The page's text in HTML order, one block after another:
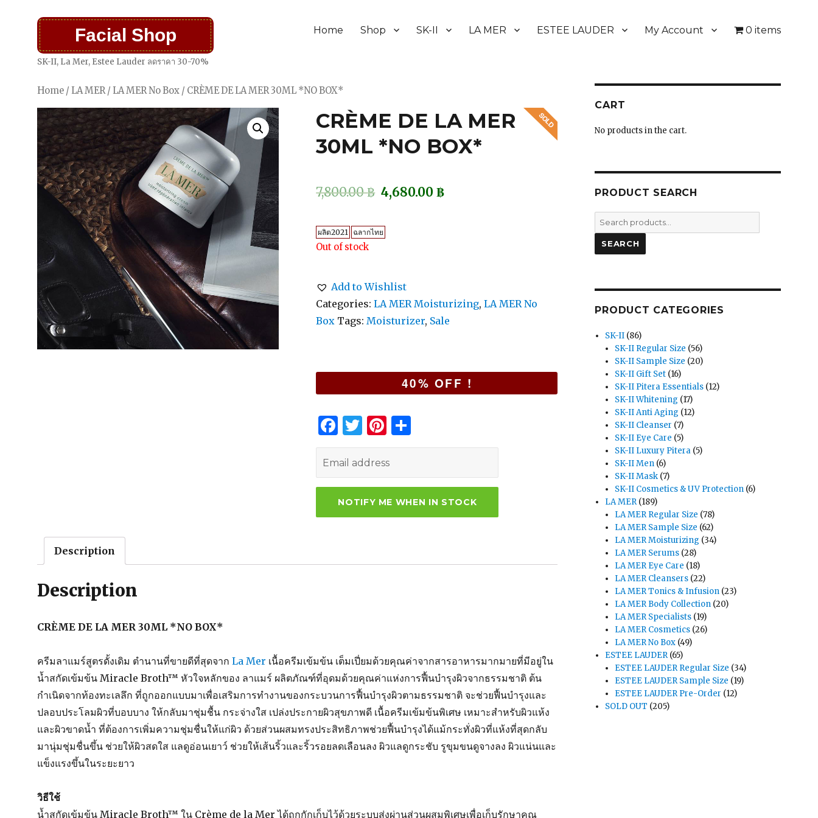
Facial Shop
SK-II, La Mer, Estee Lauder ลดราคา 30-70%
Home Shop SK-II LA MER ESTEE LAUDER My Account 0 items
Home / LA MER/ LA MER No Box / CRÈME DE LA MER 30ML *NO BOX*
CRÈME DE LA MER
30ML *NO BOX*
7,800.00฿ 4,680.00฿
ผลิต2021 ฉลากไทย
Out of stock
Add to Wishlist
Categories:LA MER Moisturizing,LA MER No
Box Tags: Moisturizer, Sale
40% OFF !
F
a
c
e
b
o
k
T
w
it
te
r
Pi
n
te
re
st
h
e
Description
Description
CRÈME DE LA MER 30ML *NO BOX*
ครีมลาแมร์สูตรดั้งเดิม ตำนานที่ขายดีที่สุดจากLa Mer เนื้อครีมเข้มข้น เต็มเปี่ยมด้วยคุณค่าจากสารอาหารมากมายที่มีอยู่ใน
น้ำสกัดเข้มข้น Miracle Broth™ หัวใจหลักของ ลาแมร์ ผลิตภัณฑ์ที่อุดมด้วยคุณค่าแห่งการฟื้นบำรุงผิวจากธรรมชาติ ต้น
กำเนิดจากท้องทะเลลึก ที่ถูกออกแบบมาเพื่อเสริมการทำงานของกระบวนการฟื้นบำรุงผิวตามธรรมชาติ จะช่วยฟื้นบำรุงและ
ปลอบประโลมผิวที่บอบบาง ให้กลับมาชุ่มชื้น กระจ่างใส เปล่งประกายผิวสุขภาพดี เนื้อครีมเข้มข้นพิเศษ เหมาะสำหรับผิวแห้ง
และผิวขาดน้ำ ที่ต้องการเพิ่มความชุ่มชื่นให้แก่ผิว ด้วยส่วนผสมทรงประสิทธิภาพช่วยฟื้นบำรุงได้แม้กระทั่งผิวที่แห้งที่สุดกลับ
มานุ่มชุ่มชื่นขึ้น ช่วยให้ผิวสดใส แลดูอ่อนเยาว์ ช่วยให้เส้นริ้วและริ้วรอยลดเลือนลง ผิวแลดูกระชับ รูขุมขนดูจางลง ผิวแน่นและ
แข็งแรงขึ้นในระยะยาว
วิธีใช้
น้ำสกัดเข้มข้น Miracle Broth™ ใน Crème de la Mer ได้ถูกกักเก็บไว้ด้วยระบบส่งผ่านส่วนผสมพิเศษเพื่อเก็บรักษาคุณ
CART
No products in the cart.
PRODUCT SEARCH
Search
for:
SEARCH
PRODUCT CATEGORIES
SK-II (86)
SK-II Regular Size (56)
SK-II Sample Size (20)
SK-II Gift Set (16)
SK-II Pitera Essentials (12)
SK-II Whitening (17)
SK-II Anti Aging (12)
SK-II Cleanser (7)
SK-II Eye Care (5)
SK-II Luxury Pitera (5)
SK-II Men (6)
SK-II Mask (7)
SK-II Cosmetics & UV Protection (6)
LA MER (189)
LA MER Regular Size (78)
LA MER Sample Size (62)
LA MER Moisturizing (34)
LA MER Serums (28)
LA MER Eye Care (18)
LA MER Cleansers (22)
LA MER Tonics & Infusion (23)
LA MER Body Collection (20)
LA MER Specialists (19)
LA MER Cosmetics (26)
LA MER No Box (49)
ESTEE LAUDER (65)
ESTEE LAUDER Regular Size (34)
ESTEE LAUDER Sample Size (19)
ESTEE LAUDER Pre-Order (12)
SOLD OUT (205)